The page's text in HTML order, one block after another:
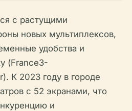
с растущими
новых мультиплексов,
удобства и
(France3-
К 2023 году в городе
с 52 экранами, что
и